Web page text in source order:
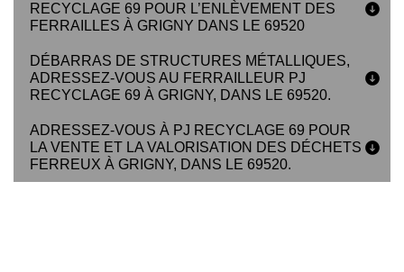
RECYCLAGE 69 POUR L’ENLÈVEMENT DES
FERRAILLES À GRIGNY DANS LE 69520
DÉBARRAS DE STRUCTURES MÉTALLIQUES,
ADRESSEZ-VOUS AU FERRAILLEUR PJ
RECYCLAGE 69 À GRIGNY, DANS LE 69520.
ADRESSEZ-VOUS À PJ RECYCLAGE 69 POUR
LA VENTE ET LA VALORISATION DES DÉCHETS
FERREUX À GRIGNY, DANS LE 69520.